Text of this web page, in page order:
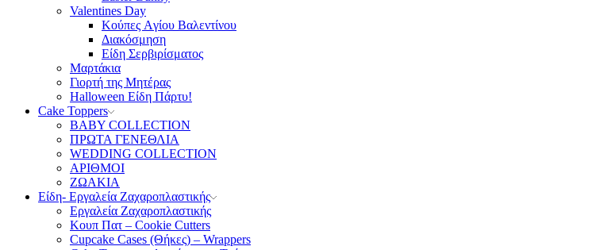
Valentines Day
Κούπες Aγίου Βαλεντίνου
Διακόσμηση
Είδη Σερβιρίσματος
Μαρτάκια
Γιορτή της Μητέρας
Halloween Είδη Πάρτυ!
Cake Toppers
BABY COLLECTION
ΠΡΩΤΑ ΓΕΝΕΘΛΙΑ
WEDDING COLLECTION
ΑΡΙΘΜΟΙ
ΖΩΑΚΙΑ
Είδη- Εργαλεία Ζαχαροπλαστικής
Εργαλεία Ζαχαροπλαστικής
Κουπ Πατ – Cookie Cutters
Cupcake Cases (Θήκες) – Wrappers